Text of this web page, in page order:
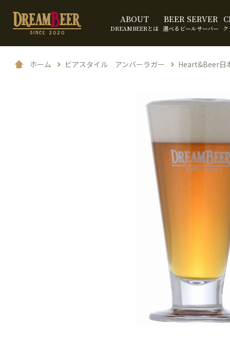
ABOUT
DREAMBEERとは
BEER SERVER
選べるビールサーバー
ホーム ビアスタイル アンバーラガー Heart&Beer日